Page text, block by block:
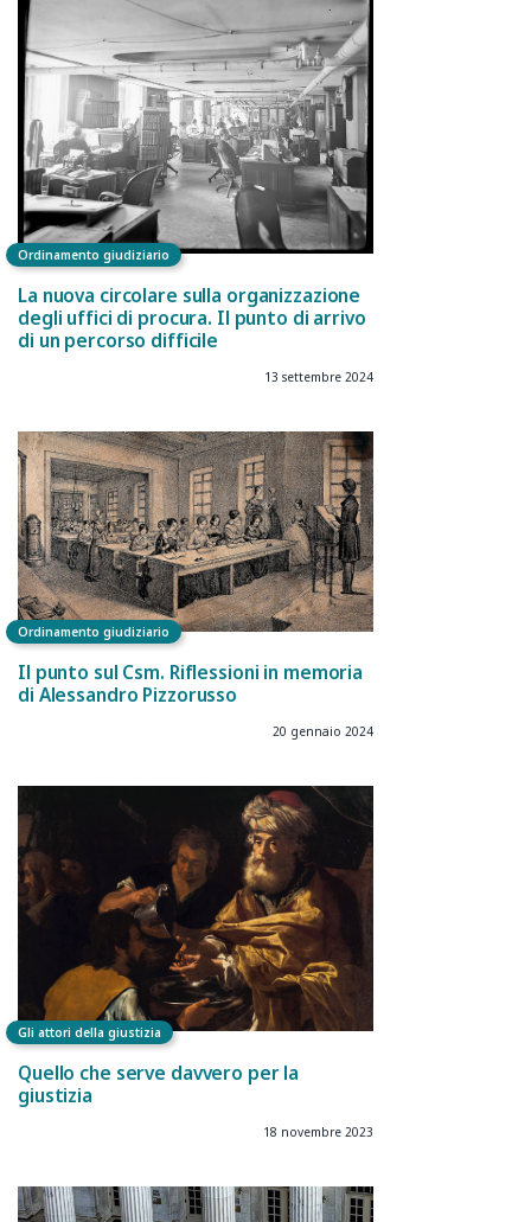
Ordinamento giudiziario
La nuova circolare sulla organizzazione
degli uffici di procura. Il punto di arrivo
di un percorso difficile
13 settembre 2024
Ordinamento giudiziario
Il punto sul Csm. Riflessioni in memoria
di Alessandro Pizzorusso
20 gennaio 2024
Gli attori della giustizia
Quello che serve davvero per la
giustizia
18 novembre 2023